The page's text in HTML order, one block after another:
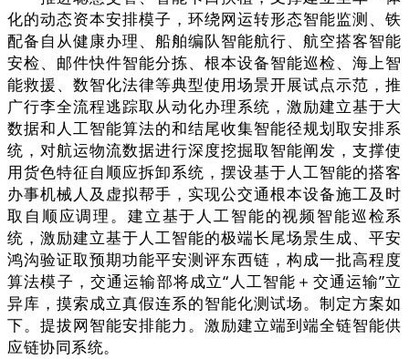
化的动态资本安排模子，环绕网运转形态智能监测、铁
配备自从健康办理、船舶编队智能航行、航空搭客智能
安检、邮件快件智能分拣、根本设备智能巡检、海上智
能救援、数智化法律等典型使用场景开展试点示范，推
广行李全流程逃踪取从动化办理系统，激励建立基于大
数据和人工智能算法的和结尾收集智能径规划取安排系
统，对航运物流数据进行深度挖掘取智能阐发，支撑使
用货色特征自顺应拆卸系统，摆设基于人工智能的搭客
办事机械人及虚拟帮手，实现公交通根本设备施工及时
取自顺应调理。建立基于人工智能的视频智能巡检系
统，激励建立基于人工智能的极端长尾场景生成、平安
鸿沟验证取预期功能平安测评东西链，构成一批高程度
算法模子，交通运输部将成立“人工智能＋交通运输”立
异库，摸索成立真假连系的智能化测试场。制定方案如
下。提拔网智能安排能力。激励建立端到端全链智能供
应链协同系统。